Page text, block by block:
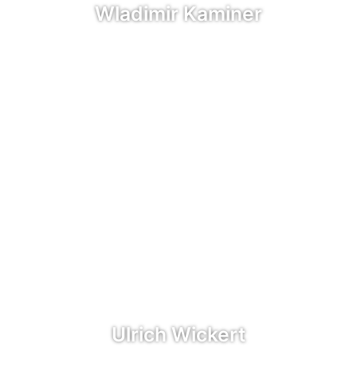
Wladimir Kaminer
Ulrich Wickert